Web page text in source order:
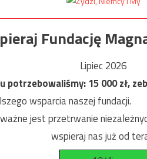
Fundację
Lipiec 2026
potrzebowaliśmy:15 000zł,
wsparcia naszej fundacji.
jest przetrwanie
wspieraj nas już od